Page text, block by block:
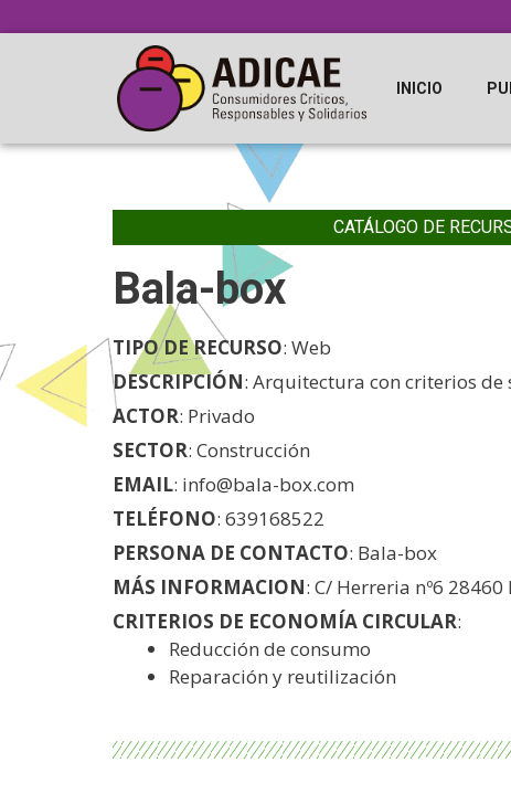
INICIO
CATÁLOGO DE
Bala-box
TIPO DE RECURSO: Web
DESCRIPCIÓN: Arquitectura con criterios
ACTOR: Privado
SECTOR: Construcción
EMAIL: info@bala-box.com
TELÉFONO: 639168522
PERSONA DE CONTACTO: Bala-box
MÁS INFORMACION: C/ Herreria nº6
CRITERIOS DE ECONOMÍA CIRCULAR:
Reducción de consumo
Reparación y reutilización